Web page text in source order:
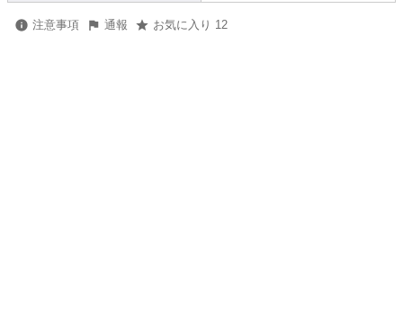
注意事項 通報 お気に入り 12